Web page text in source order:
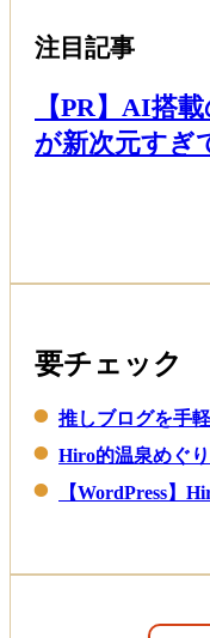
か？
注目記事
【PR】AI搭
が新次元すぎ
要チェック
推しブログを手
Hiro的温泉めぐ
【WordPress】